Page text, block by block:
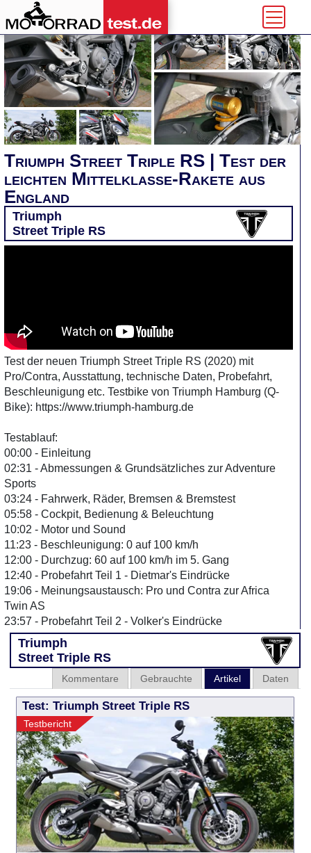
Triumph Street Triple RS | Test der
leichten Mittelklasse-Rakete aus
England
Triumph
Street Triple RS
Test der neuen Triumph Street Triple RS (2020) mit
Pro/Contra, Ausstattung, technische Daten, Probefahrt,
Beschleunigung etc. Testbike von Triumph Hamburg (Q-
Bike): https://www.triumph-hamburg.de
Testablauf:
00:00 - Einleitung
02:31 - Abmessungen & Grundsätzliches zur Adventure
Sports
03:24 - Fahrwerk, Räder, Bremsen & Bremstest
05:58 - Cockpit, Bedienung & Beleuchtung
10:02 - Motor und Sound
11:23 - Beschleunigung: 0 auf 100 km/h
12:00 - Durchzug: 60 auf 100 km/h im 5. Gang
12:40 - Probefahrt Teil 1 - Dietmar's Eindrücke
19:06 - Meinungsaustausch: Pro und Contra zur Africa
Twin AS
23:57 - Probefahrt Teil 2 - Volker's Eindrücke
Triumph
Street Triple RS
Daten
Artikel
Gebrauchte
Kommentare
Test: Triumph Street Triple RS
Testbericht